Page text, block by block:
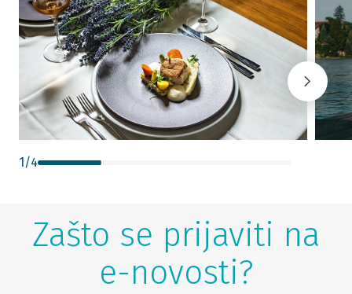
1/4
Zašto se prijaviti na
e-novosti?